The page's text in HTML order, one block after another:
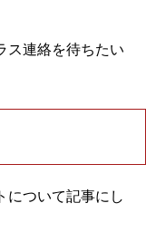
ス連絡を待ちたい
について記事にし